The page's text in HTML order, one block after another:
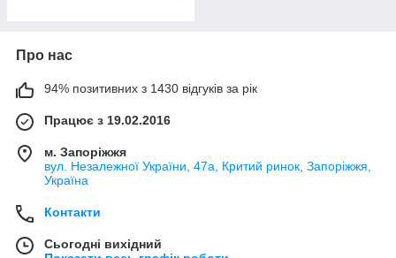
Про нас
94% позитивних з 1430 відгуків за рік
Працює з 19.02.2016
м. Запоріжжя
вул. Незалежної України, 47а, Критий ринок, Запоріжжя,
Україна
Контакти
Сьогодні вихідний